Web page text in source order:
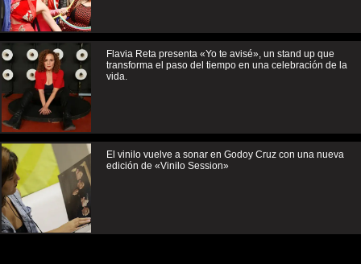
Flavia Reta presenta «Yo te avisé», un stand up que
transforma el paso del tiempo en una celebración de la
vida.
El vinilo vuelve a sonar en Godoy Cruz con una nueva
edición de «Vinilo Session»